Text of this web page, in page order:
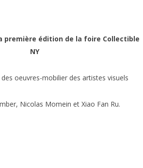
première édition de la foire Collectible
NY
oeuvres-mobilier des artistes visuels
Nicolas Momein et Xiao Fan Ru.